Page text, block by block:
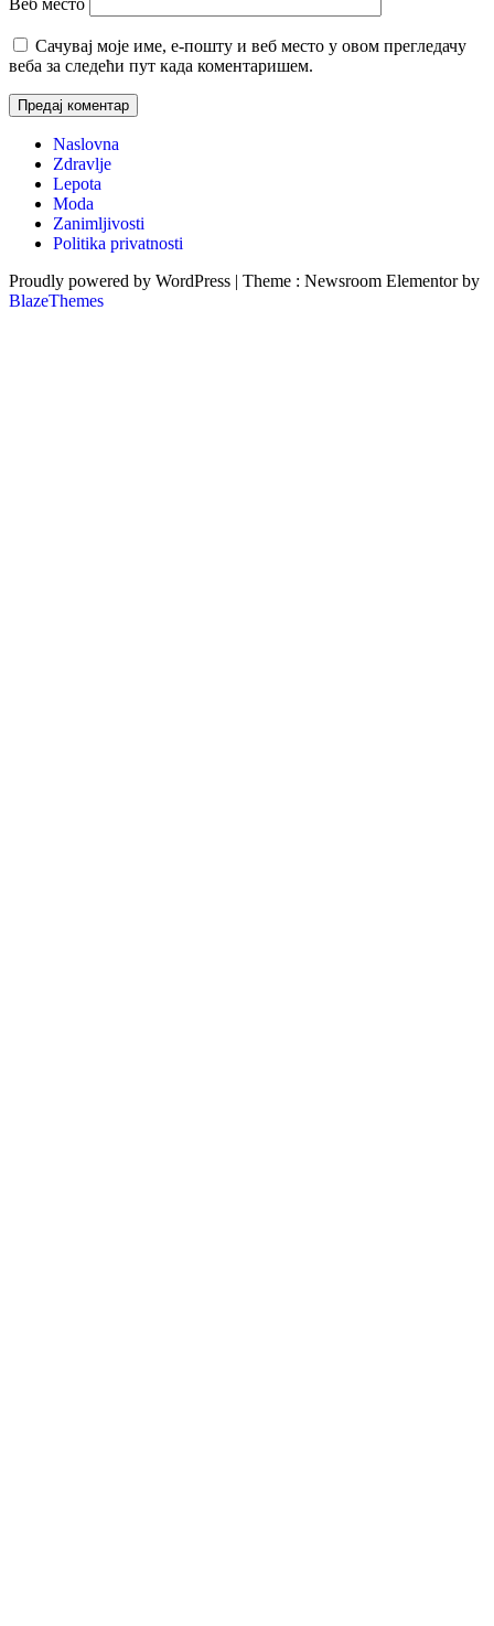
Веб место
Сачувај моје име, е-пошту и веб место у овом прегледачу
веба за следећи пут када коментаришем.
Naslovna
Zdravlje
Lepota
Moda
Zanimljivosti
Politika privatnosti
Proudly powered by WordPress | Theme : Newsroom Elementor by
BlazeThemes